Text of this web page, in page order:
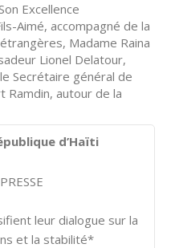
Excellence
Aimé, accompagné de la
Madame Raina
Lionel Delatour,
Secrétaire général de
Ramdin, autour de la
d’Haïti
leur dialogue sur la
et la stabilité*